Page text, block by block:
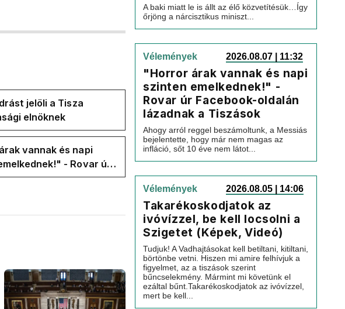
jelöli a Tisza
elnöknek
vannak és napi
- Rovar úr
oldalán lázadnak a
A baki miatt le is állt az élő közvetítésük…Így
őrjöng a nárcisztikus miniszt...
Vélemények 2026.08.07 | 11:32
"Horror árak vannak és napi
szinten emelkednek!" -
Rovar úr Facebook-oldalán
lázadnak a Tiszások
Ahogy arról reggel beszámoltunk, a Messiás
bejelentette, hogy már nem magas az
infláció, sőt 10 éve nem látot...
Vélemények 2026.08.05 | 14:06
Takarékoskodjatok az
ivóvízzel, be kell locsolni a
Szigetet (Képek, Videó)
Tudjuk! A Vadhajtásokat kell betiltani, kitiltani,
börtönbe vetni. Hiszen mi amire felhívjuk a
figyelmet, az a tiszások szerint
bűncselekmény. Mármint mi követünk el
ezáltal bűnt.Takarékoskodjatok az ivóvízzel,
mert be kell...